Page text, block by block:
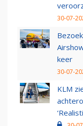
30-07-
keer
30-07-
KLM